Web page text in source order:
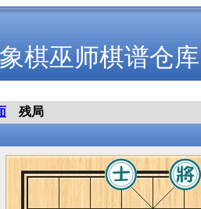
象棋巫师棋谱仓库
残局